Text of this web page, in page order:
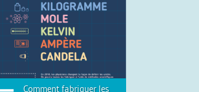
Comment fabriquer les